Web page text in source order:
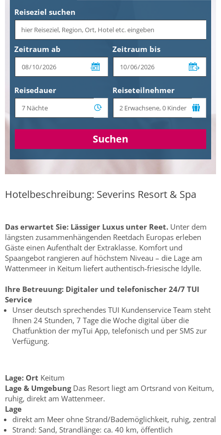
Reiseziel suchen
Zeitraum ab Zeitraum bis
Reisedauer Reiseteilnehmer
Suchen
Hotelbeschreibung: Severins Resort & Spa
Das erwartet Sie: Lässiger Luxus unter Reet. Unter dem
längsten zusammenhängenden Reetdach Europas erleben
Gäste einen Aufenthalt der Extraklasse. Komfort und
Spaangebot rangieren auf höchstem Niveau – die Lage am
Wattenmeer in Keitum liefert authentisch-friesische Idylle.
Ihre Betreuung: Digitaler und telefonischer 24/7 TUI
Service
Unser deutsch sprechendes TUI Kundenservice Team steht
Ihnen 24 Stunden, 7 Tage die Woche digital über die
Chatfunktion der myTui App, telefonisch und per SMS zur
Verfügung.
Lage: Ort Keitum
Lage & UmgebungDas Resort liegt am Ortsrand von Keitum,
ruhig, direkt am Wattenmeer.
Lage
direkt am Meer ohne Strand/Bademöglichkeit, ruhig, zentral
Strand: Sand, Strandlänge: ca. 40 km, öffentlich